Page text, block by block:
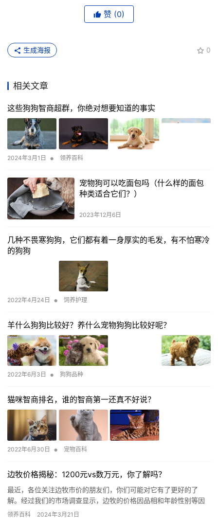
赞 (0)
0
生成海报
相关文章
这些狗狗智商超群，你绝对想要知道的事实
2024年3月1日 • 领养百科
宠物狗可以吃面包吗（什么样的面包
种类适合它们？）
2023年12月6日
几种不畏寒狗狗，它们都有着一身厚实的毛发，有不怕寒冷
的狗狗
2022年4月24日 • 饲养护理
羊什么狗狗比较好？养什么宠物狗狗比较好呢？
2022年6月3日 • 狗狗品种
猫咪智商排名，谁的智商第一还真不好说？
2022年6月30日 • 宠物百科
边牧价格揭秘：1200元vs数万元，你了解吗？
最近，各位关注边牧市价的朋友们，你们可能对它有了更好的了
解。经过我们的市场调查显示，边牧的价格因品相和年龄性别等因
素有所不同。无论您是打算购买还是出售，都可以向经验丰富的养
领养百科 2024年3月21日